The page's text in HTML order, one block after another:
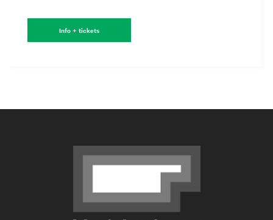
Info + tickets